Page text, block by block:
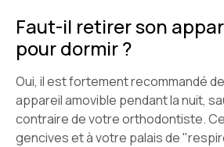
Faut-il retirer son
pour dormir ?
Oui, il est fortement recommandé
appareil amovible pendant la nuit,
contraire de votre orthodontiste.
gencives et à votre palais de